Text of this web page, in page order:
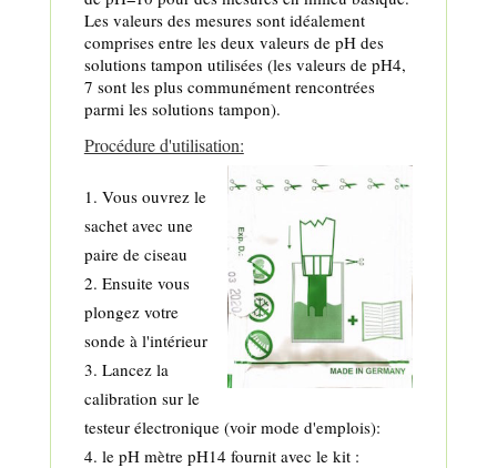
Les valeurs des mesures sont idéalement
comprises entre les deux valeurs de pH des
solutions tampon utilisées (les valeurs de pH4,
7 sont les plus communément rencontrées
parmi les solutions tampon).
Procédure d'utilisation:
Vous ouvrez le
sachet avec une
paire de ciseau
Ensuite vous
plongez votre
sonde à l'intérieur
Lancez la
calibration sur le
testeur électronique (voir mode d'emplois):
le pH mètre pH14 fournit avec le kit :